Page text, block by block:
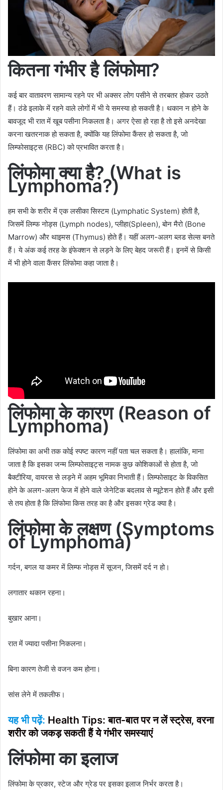
कितना गंभीर है लिंफोमा?
कई बार वातावरण सामान्य रहने पर भी अक्सर लोग पसीने से तरबतर होकर उठते
हैं। ठंडे इलाके में रहने वाले लोगों में भी ये समस्या हो सकती है। थकान न होने के
बावजूद भी रात में खूब पसीना निकलता है। अगर ऐसा हो रहा है तो इसे अनदेखा
करना खतरनाक हो सकता है, क्योंकि यह लिंफोमा कैंसर हो सकता है, जो
लिम्फोसाइट्स (RBC) को प्रभावित करता है।
लिंफोमा क्या है? (What is
Lymphoma?)
हम सभी के शरीर में एक लसीका सिस्टम (Lymphatic System) होती है,
जिसमें लिम्फ नोड्स (Lymph nodes), प्लीहा(Spleen), बोन मैरो (Bone
Marrow) और थाइमस (Thymus) होते हैं। यहीं अलग-अलग ब्लड सेल्स बनते
हैं। ये अंक कई तरह के इंफेक्शन से लड़ने के लिए बेहद जरूरी हैं। इनमें से किसी
में भी होने वाला कैंसर लिंफोमा कहा जाता है।
लिंफोमा के कारण (Reason of
Lymphoma)
लिंफोमा का अभी तक कोई स्पष्ट कारण नहीं पता चल सकता है। हालांकि, माना
जाता है कि इसका जन्म लिम्फोसाइट्स नामक कुछ कोशिकाओं से होता है, जो
बैक्टीरिया, वायरस से लड़ने में अहम भूमिका निभाती हैं। लिम्फोसाइट के विकसित
होने के अलग-अलग फेज में होने वाले जेनेटिक बदलाव से म्यूटेशन होते हैं और इसी
से तय होता है कि लिंफोमा किस तरह का है और इसका ग्रेड क्या है।
लिंफोमा के लक्षण (Symptoms
of Lymphoma)
गर्दन, बगल या कमर में लिम्फ नोड्स में सूजन, जिसमें दर्द न हो।
लगातार थकान रहना।
बुखार आना।
रात में ज्यादा पसीना निकलना।
बिना कारण तेजी से वजन कम होना।
सांस लेने में तकलीफ।
यह भी पढ़ें: Health Tips: बात-बात पर न लें स्ट्रेस, वरना
शरीर को जकड़ सकती हैं ये गंभीर समस्याएं
लिंफोमा का इलाज
लिंफोमा के प्रकार, स्टेज और ग्रेड पर इसका इलाज निर्भर करता है।